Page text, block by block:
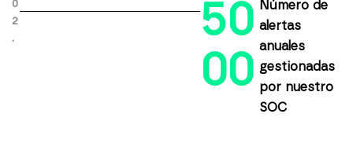
0
2
.
50
00
Número de
alertas
anuales
gestionadas
por nuestro
SOC